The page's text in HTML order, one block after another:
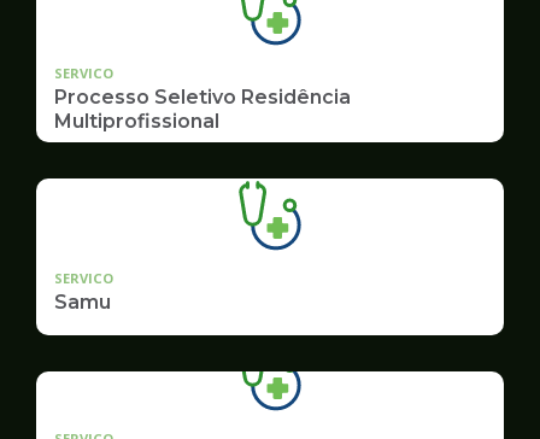
SERVICO
Processo Seletivo Residência
Multiprofissional
SERVICO
Samu